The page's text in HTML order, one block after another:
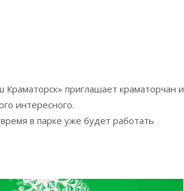
приглашает краматорчан и
интересного.
в парке уже будет работать